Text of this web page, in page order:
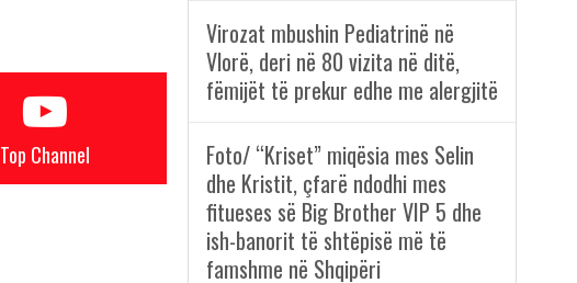
Top Channel
Virozat mbushin Pediatrinë në
Vlorë, deri në 80 vizita në ditë,
fëmijët të prekur edhe me alergjitë
Foto/ “Kriset” miqësia mes Selin
dhe Kristit, çfarë ndodhi mes
fitueses së Big Brother VIP 5 dhe
ish-banorit të shtëpisë më të
famshme në Shqipëri